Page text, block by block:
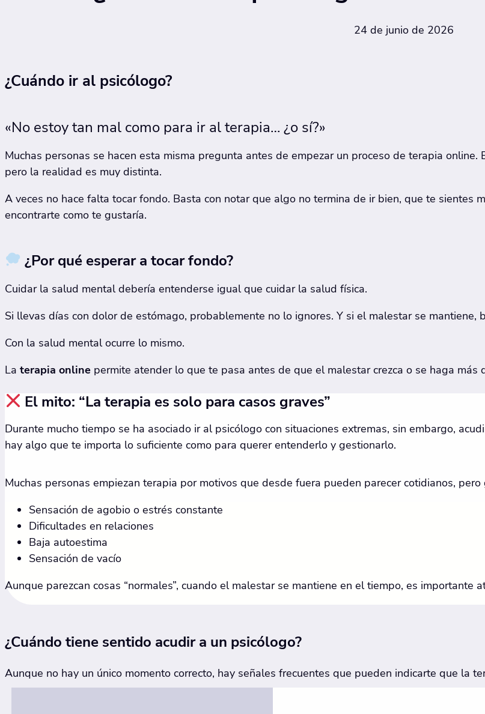
24 de junio de 2026
¿Cuándo ir al psicólogo?
«No estoy tan mal como para ir al terapia… ¿o sí?»
Muchas personas se hacen esta misma pregunta antes de empezar un proceso de terapia
pero la realidad es muy distinta.
A veces no hace falta tocar fondo. Basta con notar que algo no termina de ir bien, que te sientes
encontrarte como te gustaría.
¿Por qué esperar a tocar fondo?
Cuidar la salud mental debería entenderse igual que cuidar la salud física.
Si llevas días con dolor de estómago, probablemente no lo ignores. Y si el malestar se mantiene,
Con la salud mental ocurre lo mismo.
La terapia online permite atender lo que te pasa antes de que el malestar crezca o se haga más
El mito: “La terapia es solo para casos graves”
Durante mucho tiempo se ha asociado ir al psicólogo con situaciones extremas, sin embargo,
hay algo que te importa lo suficiente como para querer entenderlo y gestionarlo.
Muchas personas empiezan terapia por motivos que desde fuera pueden parecer cotidianos, pero
Sensación de agobio o estrés constante
Dificultades en relaciones
Baja autoestima
Sensación de vacío
Aunque parezcan cosas “normales”, cuando el malestar se mantiene en el tiempo, es importante
¿Cuándo tiene sentido acudir a un psicólogo?
Aunque no hay un único momento correcto, hay señales frecuentes que pueden indicarte que la